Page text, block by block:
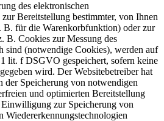
des elektronischen
Bereitstellung bestimmter, von Ihnen
B. für die Warenkorbfunktion) oder zur
B. Cookies zur Messung des
sind (notwendige Cookies), werden auf
lit. f DSGVO gespeichert, sofern keine
wird. Der Websitebetreiber hat
der Speicherung von notwendigen
und optimierten Bereitstellung
zur Speicherung von
Wiedererkennungstechnologien